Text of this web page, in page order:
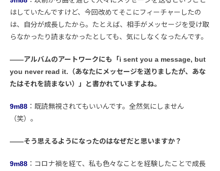
はしていたんですけど、今回改めてそこにフィーチャーしたの
は、自分が成長したから。たとえば、相手がメッセージを受け取
らなかったり読まなかったとしても、気にしなくなったんです。
――アルバムのアートワークにも「i sent you a message, but
you never read it.（あなたにメッセージを送りましたが、あな
たはそれを読まない）」と書かれていますよね。
9m88 ：既読無視されてもいいんです。全然気にしません
（笑）。
――そう思えるようになったのはなぜだと思いますか？
9m88 ：コロナ禍を経て、私も色々なことを経験したことで成長